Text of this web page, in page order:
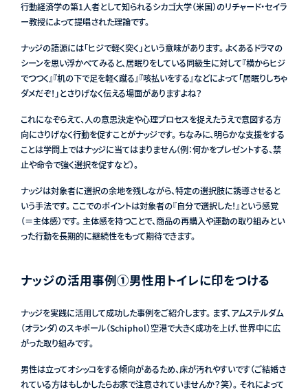
行動経済学の第1人者として知られるシカゴ大学（米国）のリチャード・セイラ
ー教授によって提唱された理論です。
ナッジの語源には「ヒジで軽く突く」という意味があります。 よくあるドラマの
シーンを思い浮かべてみると、居眠りをしている同級生に対して『横からヒジ
でつつく』『机の下で足を軽く蹴る』『咳払いをする』などによって「居眠りしちゃ
ダメだぞ！」とさりげなく伝える場面がありますよね？
これになぞらえて、人の意思決定や心理プロセスを捉えたうえで意図する方
向にさりげなく行動を促すことがナッジです。 ちなみに、明らかな支援をする
ことは学問上ではナッジに当てはまりません（例：何かをプレゼントする、禁
止や命令で強く選択を促すなど）。
ナッジは対象者に選択の余地を残しながら、特定の選択肢に誘導させると
いう手法です。 ここでのポイントは対象者の『自分で選択した！』という感覚
（＝主体感）です。 主体感を持つことで、商品の再購入や運動の取り組みとい
った行動を長期的に継続性をもって期待できます。
ナッジの活用事例①男性用トイレに印をつける
ナッジを実践に活用して成功した事例をご紹介します。 まず、アムステルダム
（オランダ）のスキポール（Schiphol）空港で大きく成功を上げ、世界中に広
がった取り組みです。
男性は立ってオシッコをする傾向があるため、床が汚れやすいです（ご結婚さ
れている方はもしかしたらお家で注意されていませんか？笑）。 それによって